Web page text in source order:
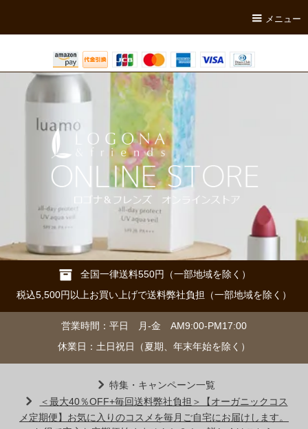
メニュー
全国一律送料550円（一部地域を除く）
税込5,500円以上お買い上げで送料弊社負担（一部地域を除く）
営業時間：平日 月-金 AM9:00-PM17:00
休業日：土日祝日（夏期、年末年始を除く）
特集・キャンペーン一覧
＜最大40％OFF+毎回送料弊社負担＞【オーガニックコス
メ定期便】お気に入りのコスメを毎月ご自宅にお届けします。